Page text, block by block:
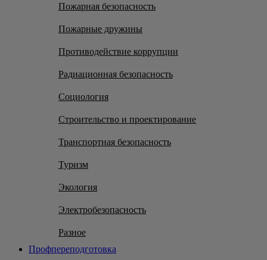
Пожарная безопасность
Пожарные дружины
Противодействие коррупции
Радиационная безопасность
Социология
Строительство и проектирование
Транспортная безопасность
Туризм
Экология
Электробезопасность
Разное
Профпереподготовка